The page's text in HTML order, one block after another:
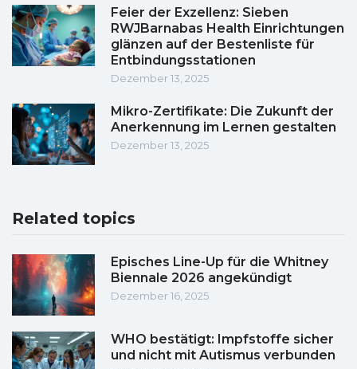
Feier der Exzellenz: Sieben
RWJBarnabas Health Einrichtungen
glänzen auf der Bestenliste für
Entbindungsstationen
Dezember 13, 2025
Mikro-Zertifikate: Die Zukunft der
Anerkennung im Lernen gestalten
Dezember 13, 2025
Related topics
Episches Line-Up für die Whitney
Biennale 2026 angekündigt
Dezember 16, 2025
WHO bestätigt: Impfstoffe sicher
und nicht mit Autismus verbunden